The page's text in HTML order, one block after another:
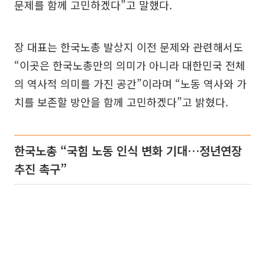
문제를 함께 고민하겠다”고 말했다.
장 대표는 한국노총 발상지 이전 문제와 관련해서도
“이곳은 한국노총만의 의미가 아니라 대한민국 전체
의 역사적 의미를 가진 공간”이라며 “노동 역사와 가
치를 보존할 방안을 함께 고민하겠다”고 밝혔다.
한국노총 “국힘 노동 인식 변화 기대…정년연장
추진 촉구”